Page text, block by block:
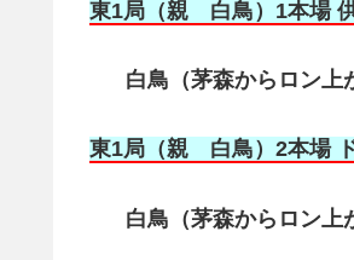
東1局（親 白鳥）1本場
白鳥（茅森からロン
東1局（親 白鳥）2本場
白鳥（茅森からロン